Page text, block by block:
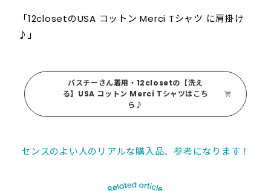
「12closetのUSA コットン Merci Tシャツ に肩掛け
♪」
バスチーさん着用・12closetの【洗え
る】USA コットン Merci Tシャツはこち
ら♪
センスのよい人のリアルな購入品、参考になります！